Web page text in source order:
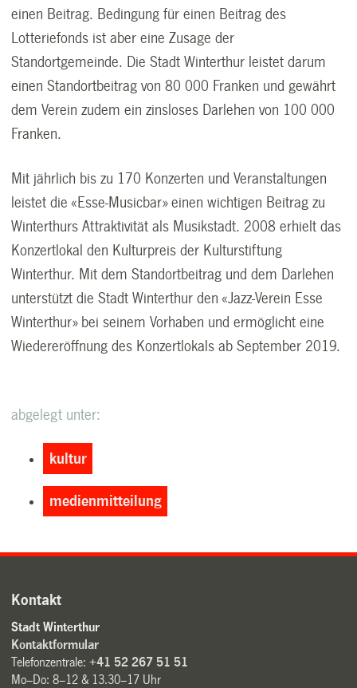
einen Beitrag. Bedingung für einen Beitrag des
Lotteriefonds ist aber eine Zusage der
Standortgemeinde. Die Stadt Winterthur leistet darum
einen Standortbeitrag von 80 000 Franken und gewährt
dem Verein zudem ein zinsloses Darlehen von 100 000
Franken.
Mit jährlich bis zu 170 Konzerten und Veranstaltungen
leistet die «Esse-Musicbar» einen wichtigen Beitrag zu
Winterthurs Attraktivität als Musikstadt. 2008 erhielt das
Konzertlokal den Kulturpreis der Kulturstiftung
Winterthur. Mit dem Standortbeitrag und dem Darlehen
unterstützt die Stadt Winterthur den «Jazz-Verein Esse
Winterthur» bei seinem Vorhaben und ermöglicht eine
Wiedereröffnung des Konzertlokals ab September 2019.
abgelegt unter:
kultur
medienmitteilung
Kontakt
Stadt Winterthur
Kontaktformular
Telefonzentrale:+41 52 267 51 51
Mo–Do: 8–12 & 13.30–17 Uhr